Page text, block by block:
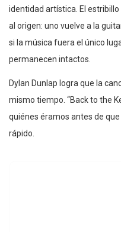
identidad artística. El
al origen: uno vuelve a la
si la música fuera el único
permanecen intactos.
Dylan Dunlap logra que la
mismo tiempo. “Back to the
quiénes éramos antes de
rápido.